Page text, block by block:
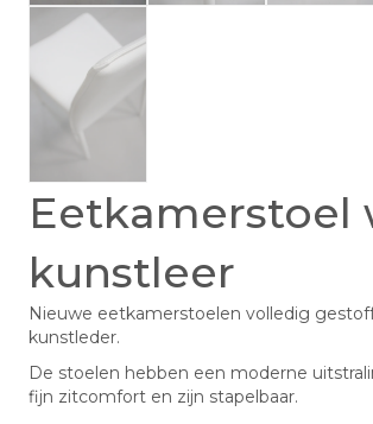
Eetkamerstoel
kunstleer
Nieuwe eetkamerstoelen volledig
kunstleder.
De stoelen hebben een moderne
fijn zitcomfort en zijn stapelbaar.